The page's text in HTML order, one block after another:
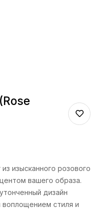
изысканного розового
вашего образа.
дизайн
стиля и